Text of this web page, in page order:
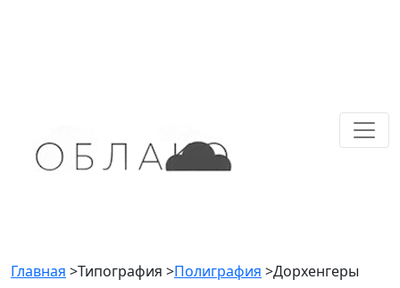
Главная >Типография >Полиграфия >Дорхенгеры